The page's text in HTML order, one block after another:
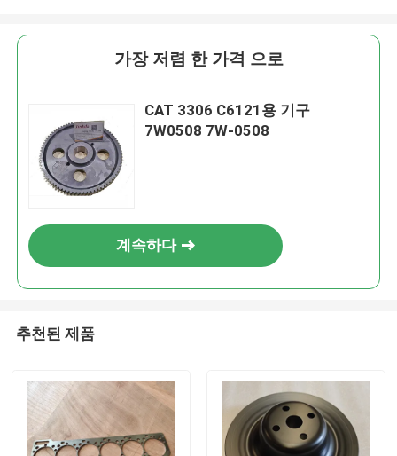
가장 저렴 한 가격 으로
CAT 3306 C6121용 기구
7W0508 7W-0508
계속하다
추천된 제품